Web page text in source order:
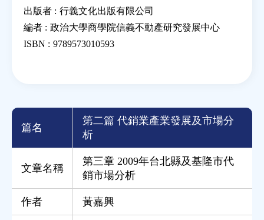
出版者 : 行義文化出版有限公司
編者 : 政治大學商學院信義不動產研究發展中心
ISBN : 9789573010593
篇名
第二篇 代銷業產業發展及市場分
析
文章名稱
第三章 2009年台北縣及基隆市代
銷市場分析
作者 黃嘉興